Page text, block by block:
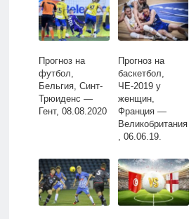
Прогноз на
футбол,
Бельгия, Синт-
Трюиденс —
Гент, 08.08.2020
Прогноз на
баскетбол,
ЧЕ-2019 у
женщин,
Франция —
Великобритания
, 06.06.19.
обоснованы
претензии
британок на
медали?